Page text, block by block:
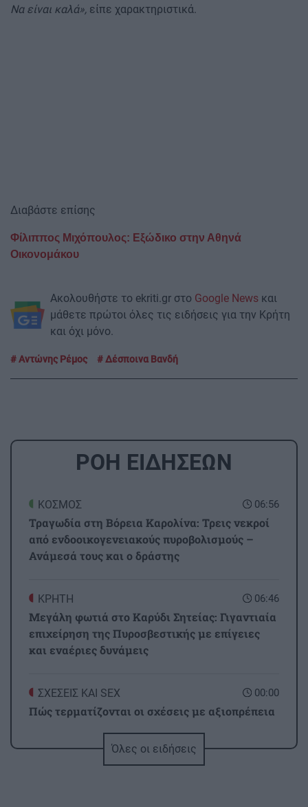
Να είναι καλά», είπε χαρακτηριστικά.
Διαβάστε επίσης
Φίλιππος Μιχόπουλος: Εξώδικο στην Αθηνά
Οικονομάκου
Ακολουθήστε το ekriti.gr στο Google News και
μάθετε πρώτοι όλες τις ειδήσεις για την Κρήτη
και όχι μόνο.
Αντώνης Ρέμος Δέσποινα Βανδή
ΡΟΗ ΕΙΔΗΣΕΩΝ
06:56
ΚΟΣΜΟΣ
Τραγωδία στη Βόρεια Καρολίνα: Τρεις νεκροί
από ενδοοικογενειακούς πυροβολισμούς –
Ανάμεσά τους και ο δράστης
06:46
ΚΡΗΤΗ
Μεγάλη φωτιά στο Καρύδι Σητείας: Γιγαντιαία
επιχείρηση της Πυροσβεστικής με επίγειες
και εναέριες δυνάμεις
00:00
ΣΧΕΣΕΙΣ ΚΑΙ SEX
Πώς τερματίζονται οι σχέσεις με αξιοπρέπεια
Όλες οι ειδήσεις